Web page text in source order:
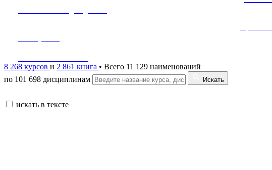
8 268 курсов и 2 861 книга • Всего 11 129 наименований
по 101 698 дисциплинам
Искать
искать в тексте